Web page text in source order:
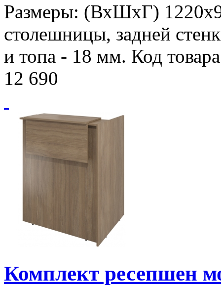
Размеры: (ВхШхГ)
столешницы, задней
и топа - 18 мм. Код
12 690
Комплект ресепшен